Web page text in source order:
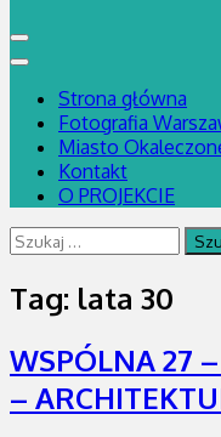
Strona główna
Fotografia
Miasto
Kontakt
O PROJEKCIE
Szukaj:
Tag: lata 30
WSPÓLNA 27
–